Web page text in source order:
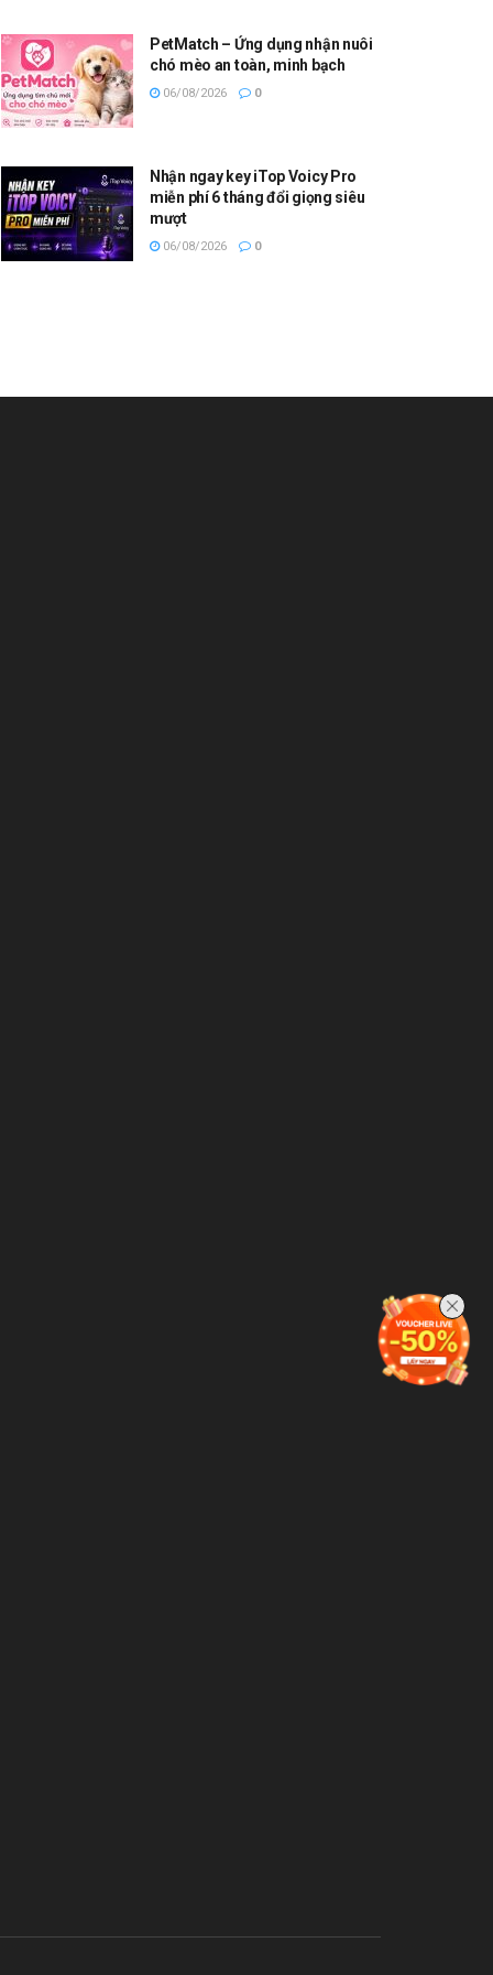
PetMatch – Ứng dụng nhận nuôi
chó mèo an toàn, minh bạch
06/08/2026 0
Nhận ngay key iTop Voicy Pro
miễn phí 6 tháng đổi giọng siêu
mượt
06/08/2026 0